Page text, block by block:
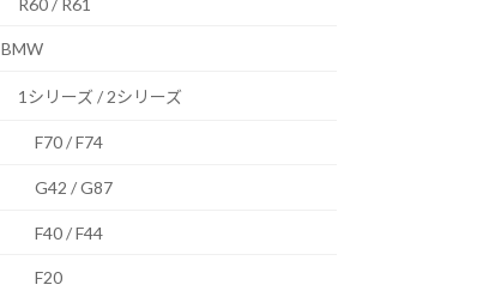
BMW
1シリーズ / 2シリーズ
F70 / F74
G42 / G87
F40 / F44
F20